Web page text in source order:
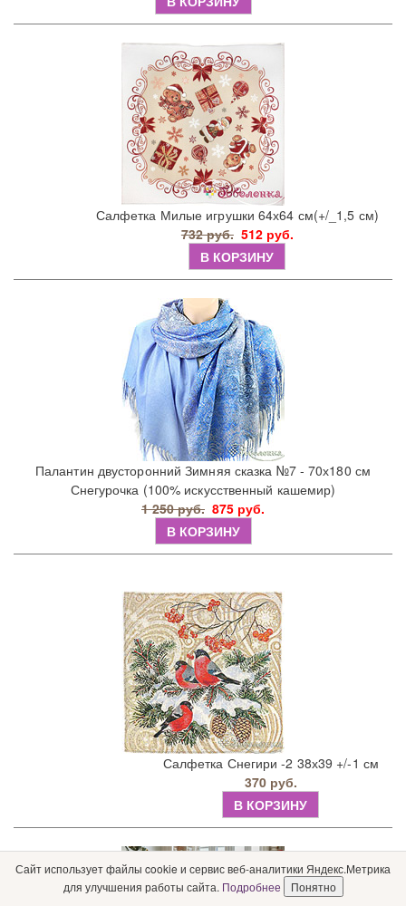
Салфетка Милые игрушки 64х64 см(+/_1,5 см)
732 руб. 512 руб.
В КОРЗИНУ
Палантин двусторонний Зимняя сказка №7 - 70х180 см
Снегурочка (100% искусственный кашемир)
1 250 руб. 875 руб.
В КОРЗИНУ
Салфетка Снегири -2 38х39 +/-1 см
370 руб.
В КОРЗИНУ
Сайт использует файлы cookie и сервис веб-аналитики Яндекс.Метрика
для улучшения работы сайта. Подробнее Понятно